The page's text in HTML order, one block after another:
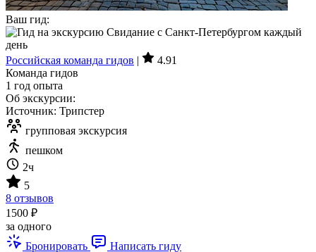
Ваш гид:
Российская команда гидов |
4.91
Команда гидов
1 год опыта
Об экскурсии:
Источник: Трипстер
групповая экскурсия
пешком
2ч
5
8 отзывов
1500 ₽
за одного
Бронировать
Написать гиду